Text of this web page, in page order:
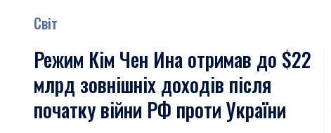
Світ
Режим Кім Чен Ина отримав до $22
млрд зовнішніх доходів після
початку війни РФ проти України